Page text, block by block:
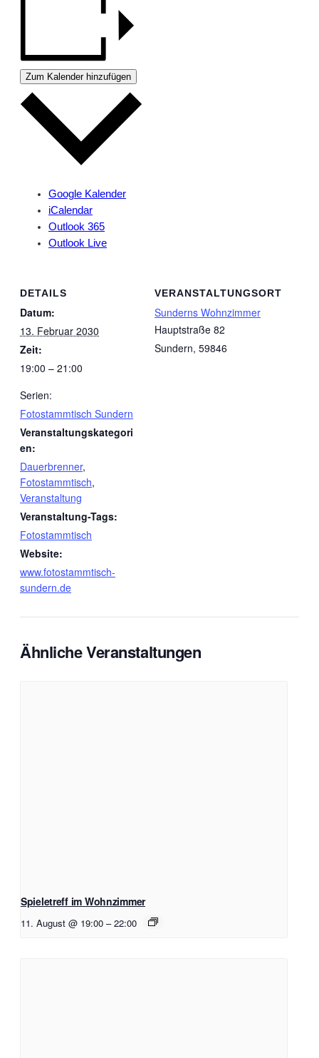
Zum Kalender hinzufügen
Google Kalender
iCalendar
Outlook 365
Outlook Live
DETAILS
Datum:
13. Februar 2030
Zeit:
19:00 – 21:00
Serien:
Fotostammtisch Sundern
Veranstaltungskategori
en:
Dauerbrenner,
Fotostammtisch,
Veranstaltung
Veranstaltung-Tags:
Fotostammtisch
Website:
www.fotostammtisch-
sundern.de
VERANSTALTUNGSORT
Sunderns Wohnzimmer
Hauptstraße 82
Sundern, 59846
Ähnliche Veranstaltungen
Spieletreff im Wohnzimmer
11. August @ 19:00 – 22:00